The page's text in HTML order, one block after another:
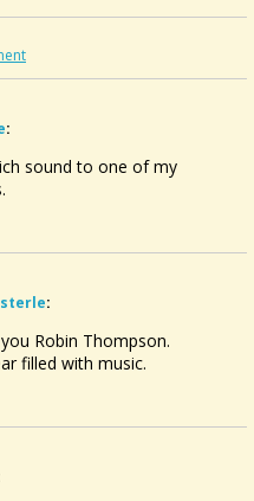
gemeinsamen
Aufnahme entstand im
Saiteninstrument, dessen
reichen. Er ist ein
Mit den ersten
in den Bergregionen der
weit verbreitet.
:
sound to one of my
:
Robin Thompson.
filled with music.